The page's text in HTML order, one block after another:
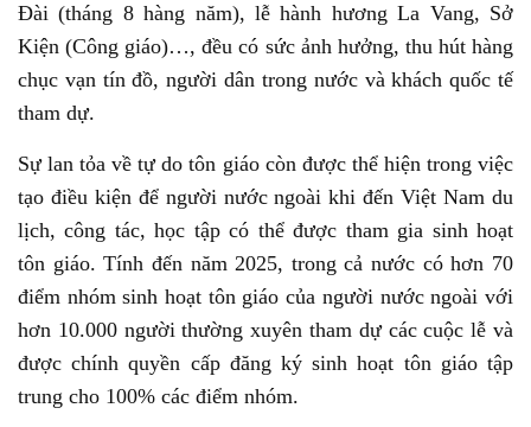
Đài (tháng 8 hàng năm), lễ hành hương La Vang, Sở
Kiện (Công giáo)…, đều có sức ảnh hưởng, thu hút hàng
chục vạn tín đồ, người dân trong nước và khách quốc tế
tham dự.
Sự lan tỏa về tự do tôn giáo còn được thể hiện trong việc
tạo điều kiện để người nước ngoài khi đến Việt Nam du
lịch, công tác, học tập có thể được tham gia sinh hoạt
tôn giáo. Tính đến năm 2025, trong cả nước có hơn 70
điểm nhóm sinh hoạt tôn giáo của người nước ngoài với
hơn 10.000 người thường xuyên tham dự các cuộc lễ và
được chính quyền cấp đăng ký sinh hoạt tôn giáo tập
trung cho 100% các điểm nhóm.